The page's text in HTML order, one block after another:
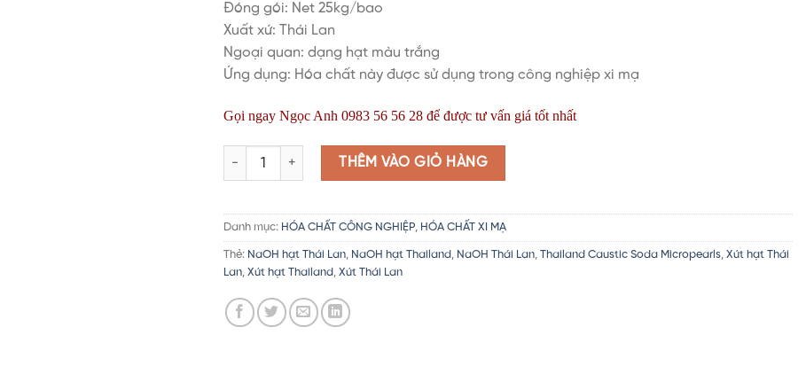
Đóng gói: Net 25kg/bao
Xuất xứ: Thái Lan
Ngoại quan: dạng hạt màu trắng
Ứng dụng: Hóa chất này được sử dụng trong công nghiệp xi mạ
Gọi ngay Ngọc Anh 0983 56 56 28 để được tư vấn giá tốt nhất
NaOH AGC | Xút hạt Thái Lan | NaOH Thái Lan | Caustic Soda Thái Lan | Bán AGC Thailand |
THÊM VÀO GIỎ HÀNG
Danh mục: HÓA CHẤT CÔNG NGHIỆP, HÓA CHẤT XI MẠ
Thẻ: NaOH hạt Thái Lan, NaOH hạt Thailand, NaOH Thái Lan, Thailand Caustic Soda Micropearls, Xút hạt Thái
Lan, Xút hạt Thailand, Xút Thái Lan